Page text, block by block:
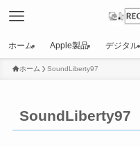
ホーム Apple製品 デジタル
ホーム SoundLiberty97
SoundLiberty97